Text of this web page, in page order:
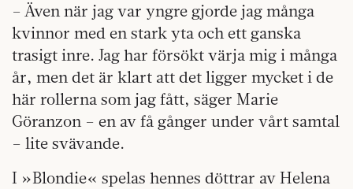
– Även när jag var yngre gjorde jag många
kvinnor med en stark yta och ett ganska
trasigt inre. Jag har försökt värja mig i många
år, men det är klart att det ligger mycket i de
här rollerna som jag fått, säger Marie
Göranzon – en av få gånger under vårt samtal
– lite svävande.
I »Blondie« spelas hennes döttrar av Helena